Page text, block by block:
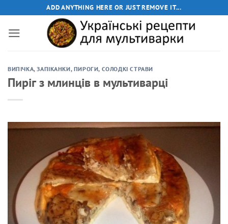
ADD ANYTHING HERE OR JUST REMOVE IT...
ВИПІЧКА,ЗАПІКАНКИ, ПИРОГИ, СОЛОДКІ СТРАВИ
Пиріг з млинців в мультиварці